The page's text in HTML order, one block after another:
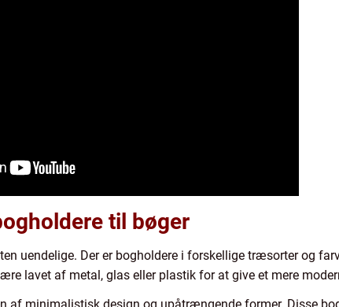
til bøger
uendelige. Der er bogholdere i forskellige træsorter og
lavet af metal, glas eller plastik for at give et mere